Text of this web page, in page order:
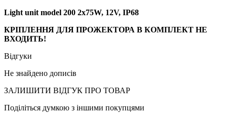
Light unit model 200 2x75W, 12V, IP68
КРІПЛЕННЯ ДЛЯ ПРОЖЕКТОРА В КОМПЛЕКТ НЕ
ВХОДИТЬ!
Відгуки
Не знайдено дописів
ЗАЛИШИТИ ВIДГУК ПРО ТОВАР
Поділіться думкою з іншими покупцями